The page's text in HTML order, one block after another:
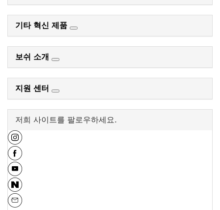
기타 혁신 제품
보쉬 소개
지원 센터
저희 사이트를 팔로우하세요.